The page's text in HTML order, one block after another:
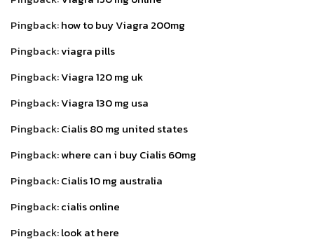
Pingback:how to buy Viagra 200mg
Pingback:viagra pills
Pingback:Viagra 120 mg uk
Pingback:Viagra 130 mg usa
Pingback:Cialis 80 mg united states
Pingback:where can i buy Cialis 60mg
Pingback:Cialis 10 mg australia
Pingback:cialis online
Pingback:look at here